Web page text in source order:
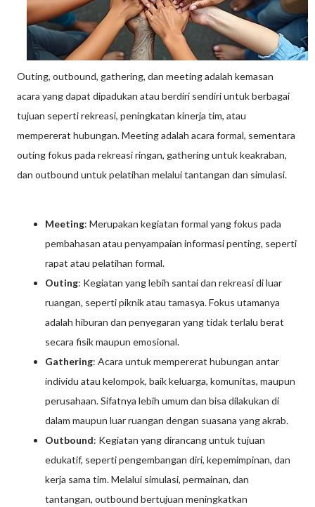
Outing, outbound, gathering, dan meeting adalah kemasan
acara yang dapat dipadukan atau berdiri sendiri untuk berbagai
tujuan seperti rekreasi, peningkatan kinerja tim, atau
mempererat hubungan. Meeting adalah acara formal, sementara
outing fokus pada rekreasi ringan, gathering untuk keakraban,
dan outbound untuk pelatihan melalui tantangan dan simulasi.
Meeting: Merupakan kegiatan formal yang fokus pada
pembahasan atau penyampaian informasi penting, seperti
rapat atau pelatihan formal.
Outing: Kegiatan yang lebih santai dan rekreasi di luar
ruangan, seperti piknik atau tamasya. Fokus utamanya
adalah hiburan dan penyegaran yang tidak terlalu berat
secara fisik maupun emosional.
Gathering: Acara untuk mempererat hubungan antar
individu atau kelompok, baik keluarga, komunitas, maupun
perusahaan. Sifatnya lebih umum dan bisa dilakukan di
dalam maupun luar ruangan dengan suasana yang akrab.
Outbound: Kegiatan yang dirancang untuk tujuan
edukatif, seperti pengembangan diri, kepemimpinan, dan
kerja sama tim. Melalui simulasi, permainan, dan
tantangan, outbound bertujuan meningkatkan